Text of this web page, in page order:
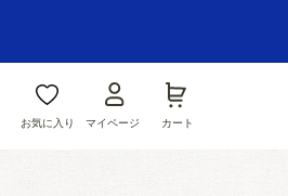
お気に入り マイページ カート